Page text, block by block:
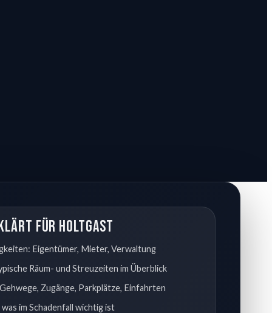
für Holtgast
Eigentümer, Mieter, Verwaltung
Räum- und Streuzeiten im Überblick
Zugänge, Parkplätze, Einfahrten
im Schadenfall wichtig ist